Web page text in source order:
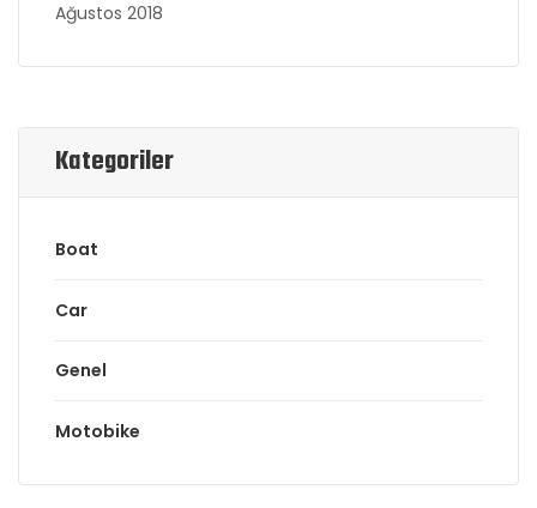
Ağustos 2018
Kategoriler
Boat
Car
Genel
Motobike